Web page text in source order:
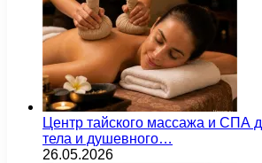
Центр тайского массажа и СПА
тела и душевного…
26.05.2026